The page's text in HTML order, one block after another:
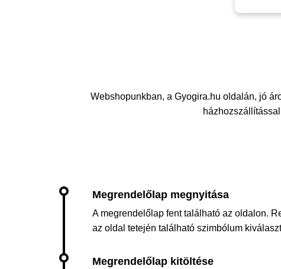
Webshopunkban, a Gyogira.hu oldalán, jó
A megrendelőlap fent található az oldalon.
az oldal tetején található szimbólum